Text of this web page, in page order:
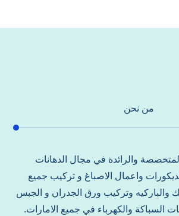
من نحن
والرائدة في مجال الدهانات
واعمال الاصباغ و تركيب جميع
والباركيه وتركيب ورق الجدران و الجبس
السباكة والكهرباء في جميع الامارات.